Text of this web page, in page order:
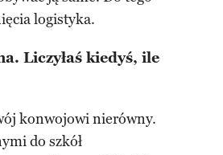
logistyka.
Liczyłaś kiedyś, ile
konwojowi nierówny.
do szkół